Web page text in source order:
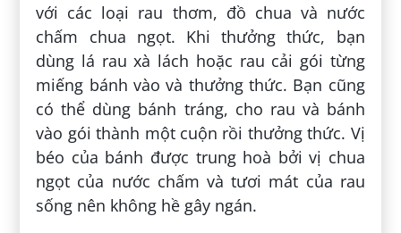
với các loại rau thơm, đồ chua và nước
chấm chua ngọt. Khi thưởng thức, bạn
dùng lá rau xà lách hoặc rau cải gói từng
miếng bánh vào và thưởng thức. Bạn cũng
có thể dùng bánh tráng, cho rau và bánh
vào gói thành một cuộn rồi thưởng thức. Vị
béo của bánh được trung hoà bởi vị chua
ngọt của nước chấm và tươi mát của rau
sống nên không hề gây ngán.